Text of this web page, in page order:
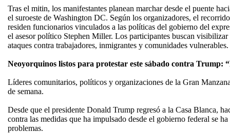
Tras el mitin, los manifestantes planean marchar desde el puente
el suroeste de Washington DC. Según los organizadores, el
residen funcionarios vinculados a las políticas del gobierno del
el asesor político Stephen Miller. Los participantes buscan
ataques contra trabajadores, inmigrantes y comunidades vulnerables.
Neoyorquinos listos para protestar este sábado contra Trump:
Líderes comunitarios, políticos y organizaciones de la Gran
de semana.
Desde que el presidente Donald Trump regresó a la Casa Blanca,
contra las medidas que ha impulsado desde el gobierno federal se
problemas.